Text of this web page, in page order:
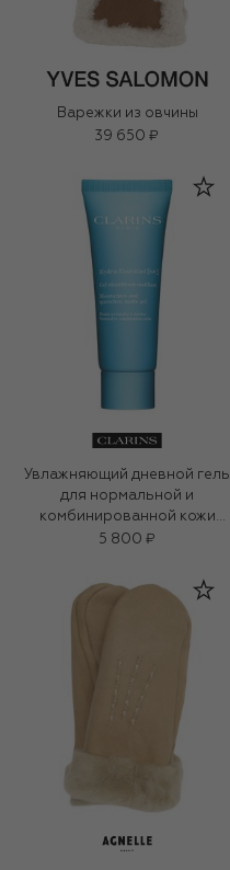
Варежки из овчины
39 650 ₽
Увлажняющий дневной гель
для нормальной и
комбинированной кожи
Hydra-Essentiel (75ml)
5 800 ₽